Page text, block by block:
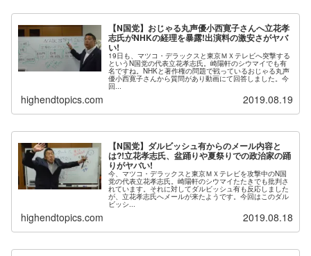
【N国党】おじゃる丸声優小西寛子さんへ立花孝
志氏がNHKの経理を暴露!出演料の激安さがヤバ
い!
19日も、マツコ・デラックスと東京ＭＸテレビへ突撃する
というN国党の代表立花孝志氏。崎陽軒のシウマイでも有
名ですね。NHKと著作権の問題で戦っているおじゃる丸声
優小西寛子さんから質問があり動画にて回答しました。今
回...
highendtopics.com 2019.08.19
【N国党】ダルビッシュ有からのメール内容と
は?!立花孝志氏、盆踊りや夏祭りでの政治家の踊
りがヤバい!
今、マツコ・デラックスと東京ＭＸテレビを攻撃中のN国
党の代表立花孝志氏。崎陽軒のシウマイたたきでも批判さ
れています。それに対してダルビッシュ有も反応しました
が、立花孝志氏へメールが来たようです。今回はこのダル
ビッシ...
highendtopics.com 2019.08.18